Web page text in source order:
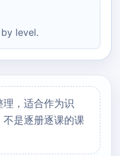
level.
，适合作为识
是逐册逐课的课